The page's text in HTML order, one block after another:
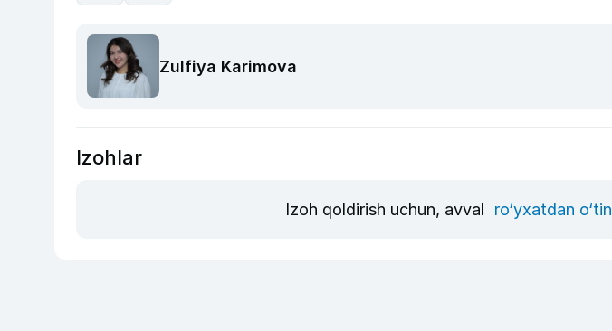
Zulfiya Karimova
Izohlar
Izoh qoldirish uchun, avval ro‘yxatdan